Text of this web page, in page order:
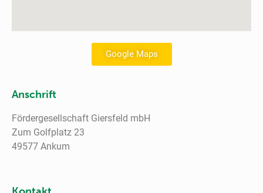
Google Maps
Anschrift
Fördergesellschaft Giersfeld mbH
Zum Golfplatz 23
49577 Ankum